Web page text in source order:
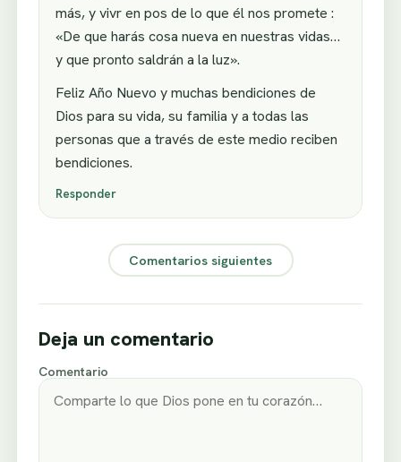
más, y vivr en pos de lo que él nos promete :
«De que harás cosa nueva en nuestras vidas…
y que pronto saldrán a la luz».
Feliz Año Nuevo y muchas bendiciones de
Dios para su vida, su familia y a todas las
personas que a través de este medio reciben
bendiciones.
Responder
Comentarios siguientes
Deja un comentario
Comentario